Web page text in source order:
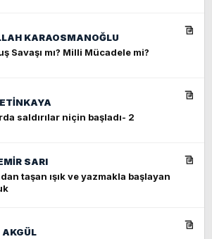
KARAOSMANOĞLU
Savaşı mı? Milli Mücadele mi?
saldırılar niçin başladı- 2
SARI
taşan ışık ve yazmakla başlayan
AKGÜL